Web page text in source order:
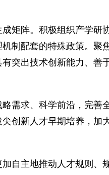
矩阵。积极组织产学研
制配套的特殊政策。聚
突出技术创新能力、善
求、科学前沿，完善
创新人才早期培养，加
自主地推动人才规则、